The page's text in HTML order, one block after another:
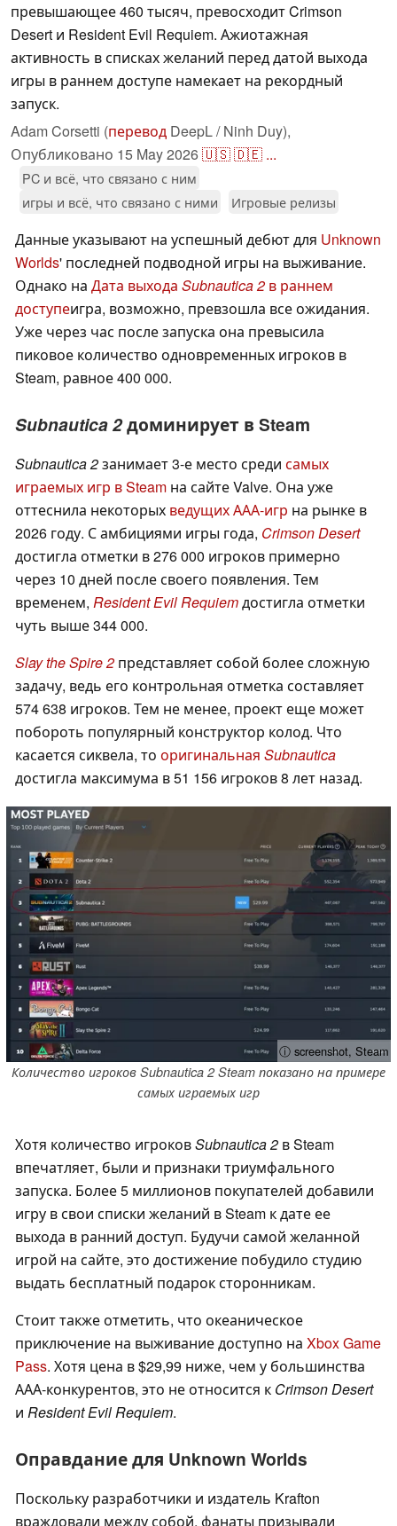
превышающее 460 тысяч, превосходит Crimson
Desert и Resident Evil Requiem. Ажиотажная
активность в списках желаний перед датой выхода
игры в раннем доступе намекает на рекордный
запуск.
Adam Corsetti (перевод DeepL / Ninh Duy),
Опубликовано 15 May 2026🇺🇸🇩🇪 ...
PC и всё, что связано с ним
игры и всё, что связано с ними
Игровые релизы
Данные указывают на успешный дебют для Unknown
Worlds' последней подводной игры на выживание.
Однако на Дата выхода Subnautica 2 в раннем
доступеигра, возможно, превзошла все ожидания.
Уже через час после запуска она превысила
пиковое количество одновременных игроков в
Steam, равное 400 000.
Subnautica 2доминирует в Steam
Subnautica 2занимает 3-е место среди самых
играемых игр в Steam на сайте Valve. Она уже
оттеснила некоторых ведущих ААА-игр на рынке в
2026 году. С амбициями игры года, Crimson Desert
достигла отметки в 276 000 игроков примерно
через 10 дней после своего появления. Тем
временем, Resident Evil Requiemдостигла отметки
чуть выше 344 000.
Slay the Spire 2 представляет собой более сложную
задачу, ведь его контрольная отметка составляет
574 638 игроков. Тем не менее, проект еще может
побороть популярный конструктор колод. Что
касается сиквела, то оригинальная Subnautica
достигла максимума в 51 156 игроков 8 лет назад.
ⓘ screenshot, Steam
Количество игроков Subnautica 2 Steam показано на примере
самых играемых игр
Хотя количество игроковSubnautica 2 в Steam
впечатляет, были и признаки триумфального
запуска. Более 5 миллионов покупателей добавили
игру в свои списки желаний в Steam к дате ее
выхода в ранний доступ. Будучи самой желанной
игрой на сайте, это достижение побудило студию
выдать бесплатный подарок сторонникам.
Стоит также отметить, что океаническое
приключение на выживание доступно на Xbox Game
Pass. Хотя цена в $29,99 ниже, чем у большинства
ААА-конкурентов, это не относится к Crimson Desert
и Resident Evil Requiem.
Оправдание для Unknown Worlds
Поскольку разработчики и издатель Krafton
враждовали между собой, фанаты призывали